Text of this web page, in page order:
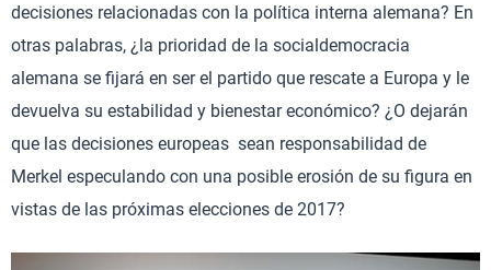
decisiones relacionadas con la política interna alemana? En
otras palabras, ¿la prioridad de la socialdemocracia
alemana se fijará en ser el partido que rescate a Europa y le
devuelva su estabilidad y bienestar económico? ¿O dejarán
que las decisiones europeas sean responsabilidad de
Merkel especulando con una posible erosión de su figura en
vistas de las próximas elecciones de 2017?